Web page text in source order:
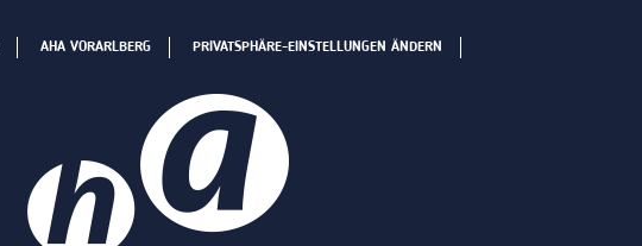
AHA VORARLBERG
PRIVATSPHÄRE-EINSTELLUNGEN ÄNDERN